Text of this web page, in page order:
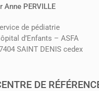
Anne PERVILLE
de pédiatrie
d’Enfants – ASFA
SAINT DENIS cedex
DE